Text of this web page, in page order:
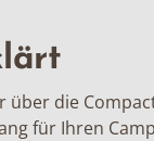
die
für Ihren